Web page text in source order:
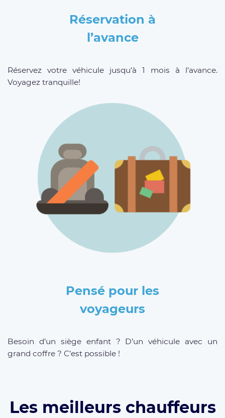
Réservation à
l’avance
Réservez votre véhicule jusqu’à 1 mois à l’avance.
Voyagez tranquille!
Pensé pour les
voyageurs
Besoin d’un siège enfant ? D’un véhicule avec un
grand coffre ? C’est possible !
Les meilleurs chauffeurs